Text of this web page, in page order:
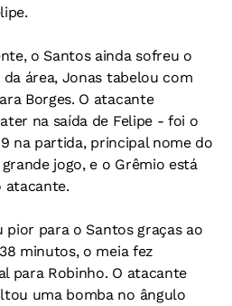
o Santos ainda sofreu o
área, Jonas tabelou com
Borges. O atacante
na saída de Felipe - foi o
na partida, principal nome do
jogo, e o Grêmio está
atacante.
pior para o Santos graças ao
minutos, o meia fez
para Robinho. O atacante
uma bomba no ângulo